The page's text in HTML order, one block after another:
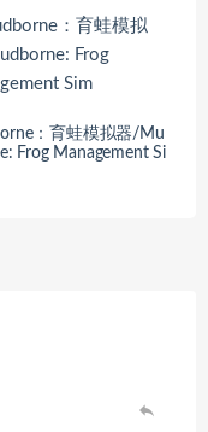
：育蛙模拟器/Mu
Frog Management Si